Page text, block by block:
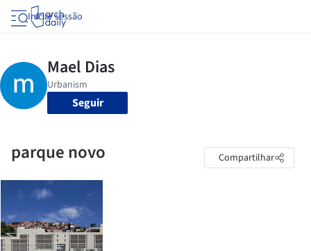
Iniciar sessão
Seguir
parque novo Compartilhar